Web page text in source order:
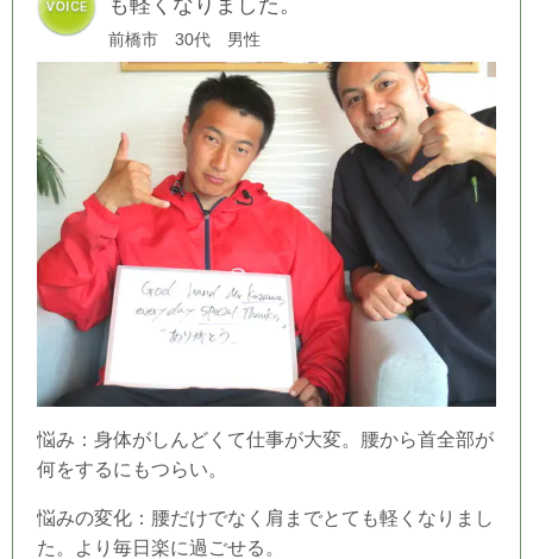
も軽くなりました。
前橋市 30代 男性
悩み：身体がしんどくて仕事が大変。腰から首全部が
何をするにもつらい。
悩みの変化：腰だけでなく肩までとても軽くなりまし
た。より毎日楽に過ごせる。